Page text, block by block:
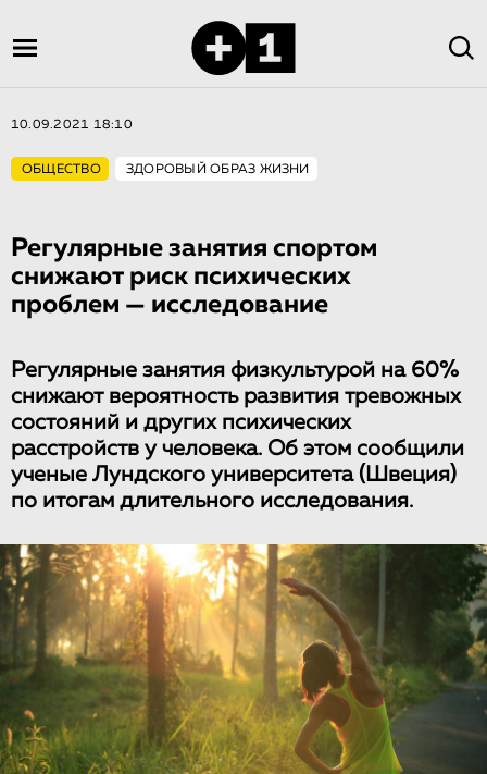
10.09.2021 18:10
ОБЩЕСТВО ЗДОРОВЫЙ ОБРАЗ ЖИЗНИ
Регулярные занятия спортом
снижают риск психических
проблем — исследование
Регулярные занятия физкультурой на 60%
снижают вероятность развития тревожных
состояний и других психических
расстройств у человека. Об этом сообщили
ученые Лундского университета (Швеция)
по итогам длительного исследования.